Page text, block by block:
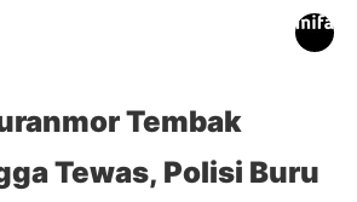
Tembak
Tewas, Polisi Buru